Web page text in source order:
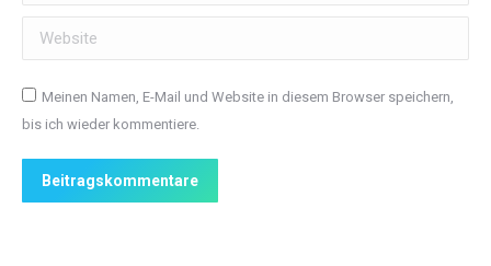
Website
Meinen Namen, E-Mail und Website in diesem Browser speichern,
bis ich wieder kommentiere.
Beitragskommentare